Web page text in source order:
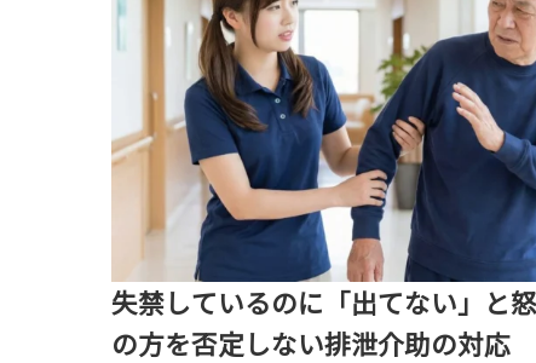
失禁しているのに「出てない」と
の方を否定しない排泄介助の対応